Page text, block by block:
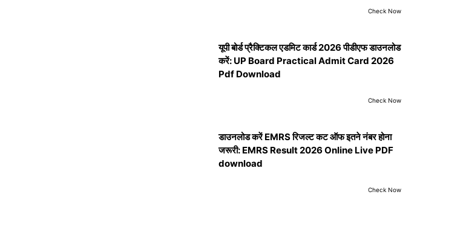
Check Now
यूपी बोर्ड प्रैक्टिकल एडमिट कार्ड 2026 पीडीएफ डाउनलोड
करें: UP Board Practical Admit Card 2026
Pdf Download
Check Now
डाउनलोड करें EMRS रिजल्ट कट ऑफ इतने नंबर होना
जरूरी: EMRS Result 2026 Online Live PDF
download
Check Now